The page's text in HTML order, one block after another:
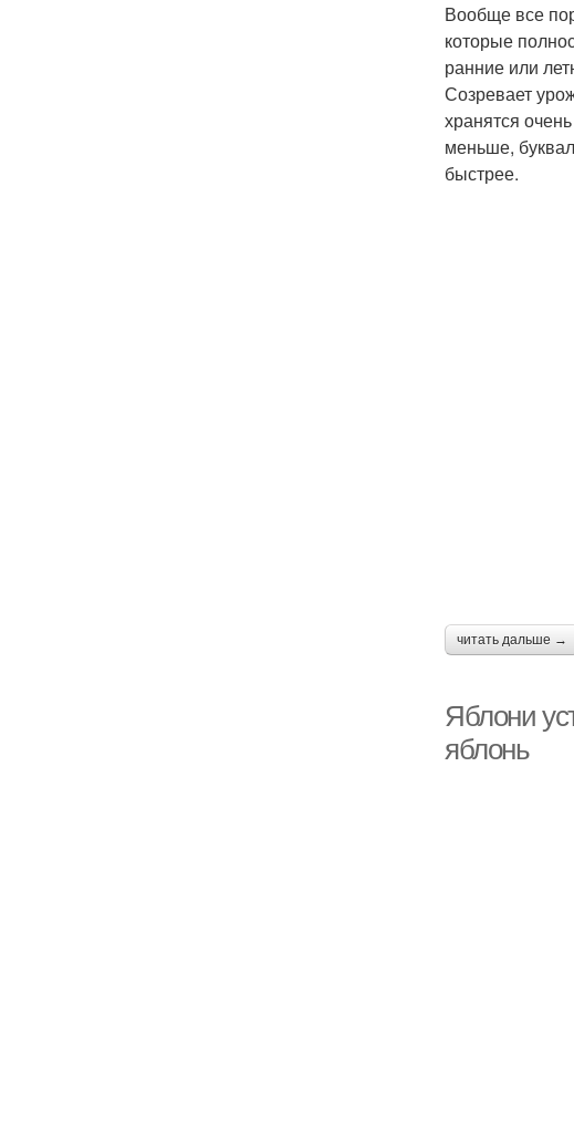
Вообще все
которые
ранние или
Созревает
хранятся
меньше,
быстрее.
читать дальше →
Яблони
яблонь